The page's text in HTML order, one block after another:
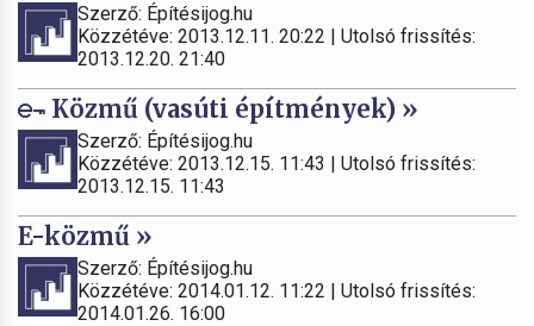
Szerző: Építésijog.hu
Közzétéve: 2013.12.11. 20:22 | Utolsó frissítés:
2013.12.20. 21:40
Közmű (vasúti építmények) »
Szerző: Építésijog.hu
Közzétéve: 2013.12.15. 11:43 | Utolsó frissítés:
2013.12.15. 11:43
E-közmű »
Szerző: Építésijog.hu
Közzétéve: 2014.01.12. 11:22 | Utolsó frissítés:
2014.01.26. 16:00